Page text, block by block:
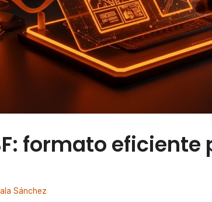
formato
Sánchez